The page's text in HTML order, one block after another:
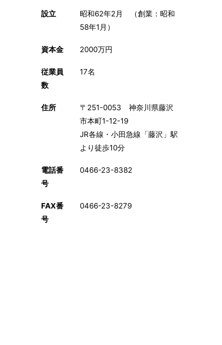
設立
昭和62年2月 （創業：昭和
58年1月）
資本金 2000万円
従業員
数
17名
住所
〒251-0053 神奈川県藤沢
市本町1-12-19
JR各線・小田急線「藤沢」駅
より徒歩10分
電話番
号
0466-23-8382
FAX番
号
0466-23-8279